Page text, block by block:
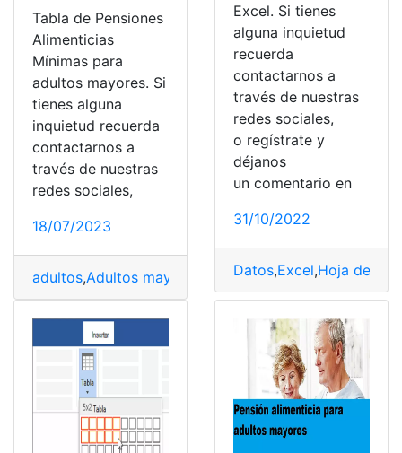
Tabla de Pensiones
Alimenticias
Mínimas para
adultos mayores. Si
tienes alguna
inquietud recuerda
contactarnos a
través de nuestras
redes sociales,
18/07/2023
adultos,Adultos mayores alimenticias,Pensión,tabla
Excel. Si tienes
alguna inquietud
recuerda
contactarnos a
través de nuestras
redes sociales,
o regístrate y
déjanos
un comentario en
31/10/2022
Datos,Excel,Hoja de